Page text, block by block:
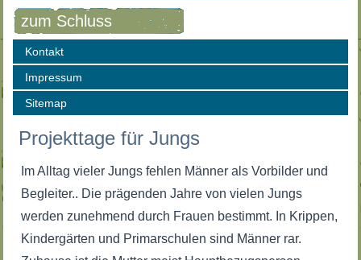
zum Schluss
Kontakt
Impressum
Sitemap
Projekttage für Jungs
Im Alltag vieler Jungs fehlen Männer als Vorbilder und
Begleiter.. Die prägenden Jahre von vielen Jungs
werden zunehmend durch Frauen bestimmt. In Krippen,
Kindergärten und Primarschulen sind Männer rar.